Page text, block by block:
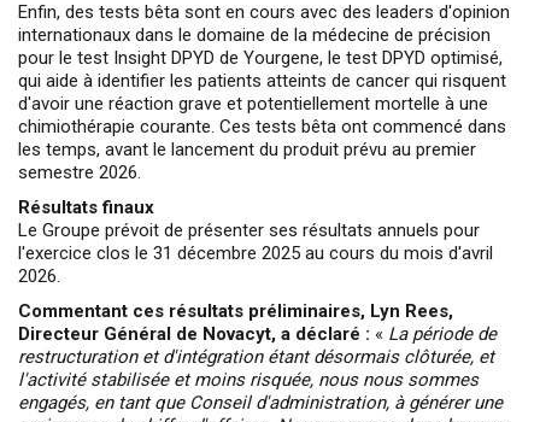
Enfin, des tests bêta sont en cours avec des leaders d'opinion
internationaux dans le domaine de la médecine de précision
pour le test Insight DPYD de Yourgene, le test DPYD optimisé,
qui aide à identifier les patients atteints de cancer qui risquent
d'avoir une réaction grave et potentiellement mortelle à une
chimiothérapie courante. Ces tests bêta ont commencé dans
les temps, avant le lancement du produit prévu au premier
semestre 2026.
Résultats finaux
Le Groupe prévoit de présenter ses résultats annuels pour
l'exercice clos le 31 décembre 2025 au cours du mois d'avril
2026.
Commentant ces résultats préliminaires, Lyn Rees,
Directeur Général de Novacyt, a déclaré : « La période de
restructuration et d'intégration étant désormais clôturée, et
l'activité stabilisée et moins risquée, nous nous sommes
engagés, en tant que Conseil d'administration, à générer une